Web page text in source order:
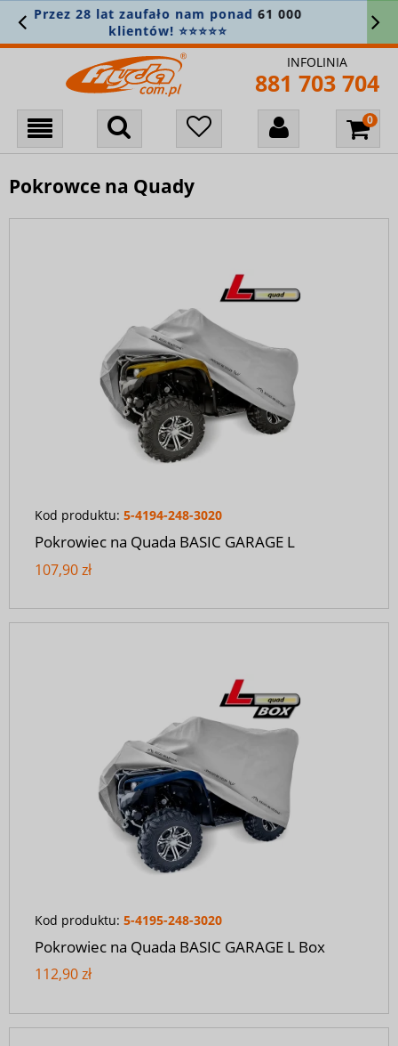
Zamówienie
nam ponad61 000
⭐⭐⭐⭐⭐
INFOLINIA
881 703 704
Pokrowce na Quady
Kod produktu: 5-4194-248-3020
Pokrowiec na Quada BASIC GARAGE L
107,90 zł
Kod produktu: 5-4195-248-3020
Pokrowiec na Quada BASIC GARAGE L Box
112,90 zł